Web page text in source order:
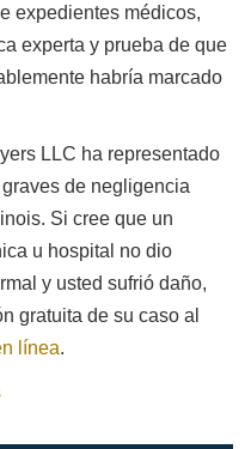
expedientes médicos,
experta y prueba de que
habría marcado
LLC ha representado
de negligencia
Si cree que un
u hospital no dio
y usted sufrió daño,
gratuita de su caso al
línea.